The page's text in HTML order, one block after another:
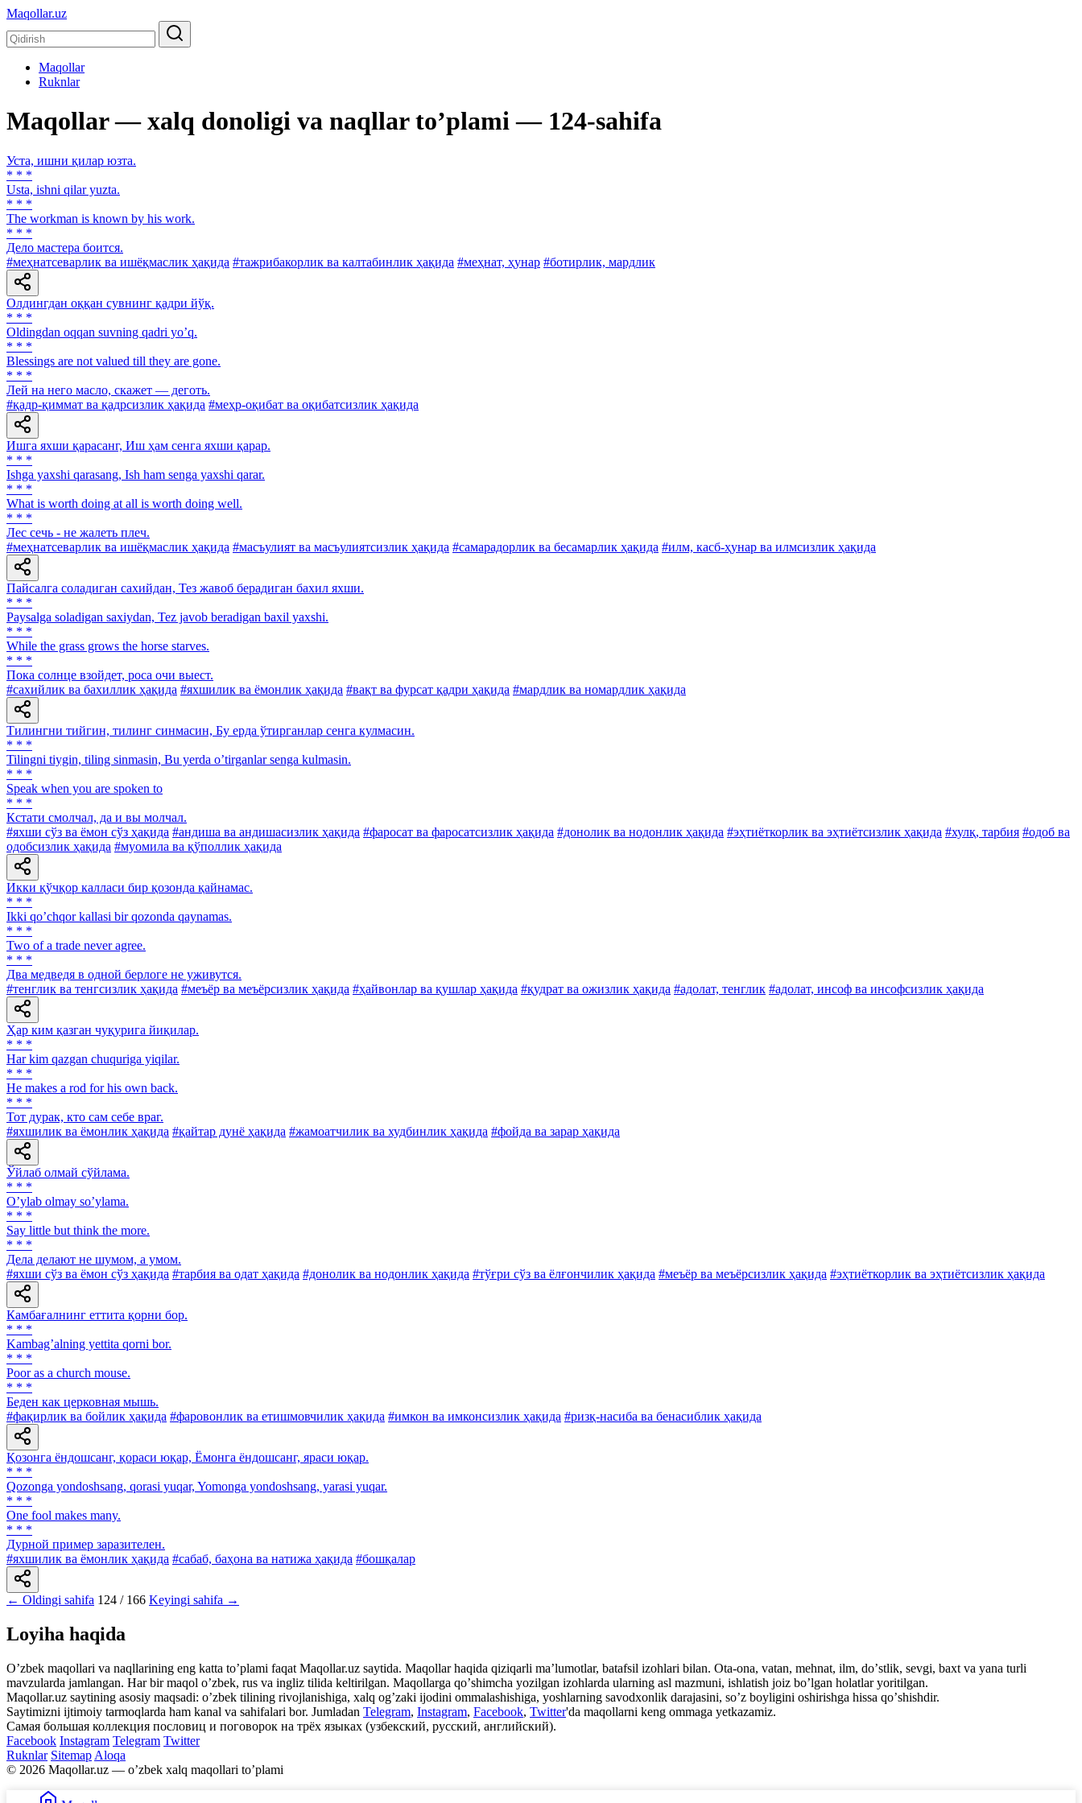
Maqollar.uz
Maqollar
Ruknlar
Maqollar — xalq donoligi va naqllar toʼplami — 124-sahifa
Уста, ишни қилар юзта.
* * *
Usta, ishni qilar yuzta.
* * *
The workman is known by his work.
* * *
Дело мастера боится.
#меҳнатсеварлик ва ишёқмаслик ҳақида #тажрибакорлик ва калтабинлик ҳақида #меҳнат, ҳунар #ботирлик, мардлик
Олдингдан оққан сувнинг қадри йўқ.
* * *
Oldingdan oqqan suvning qadri yoʼq.
* * *
Blessings are not valued till they are gone.
* * *
Лей на него масло, скажет — деготь.
#қадр-қиммат ва қадрсизлик ҳақида #меҳр-оқибат ва оқибатсизлик ҳақида
Ишга яхши қарасанг, Иш ҳам сенга яхши қарар.
* * *
Ishga yaxshi qarasang, Ish ham senga yaxshi qarar.
* * *
What is worth doing at all is worth doing well.
* * *
Лес сечь - не жалеть плеч.
#меҳнатсеварлик ва ишёқмаслик ҳақида #масъулият ва масъулиятсизлик ҳақида #самарадорлик ва бесамарлик ҳақида #илм, касб-ҳунар ва илмсизлик ҳақида
Пайсалга соладиган сахийдан, Тез жавоб берадиган бахил яхши.
* * *
Paysalga soladigan saxiydan, Tez javob beradigan baxil yaxshi.
* * *
While the grass grows the horse starves.
* * *
Пока солнце взойдет, роса очи выест.
#сахийлик ва бахиллик ҳақида #яхшилик ва ёмонлик ҳақида #вақт ва фурсат қадри ҳақида #мардлик ва номардлик ҳақида
Тилингни тийгин, тилинг синмасин, Бу ерда ўтирганлар сенга кулмасин.
* * *
Tilingni tiygin, tiling sinmasin, Bu yerda oʼtirganlar senga kulmasin.
* * *
Speak when you are spoken to
* * *
Кстати смолчал, да и вы молчал.
#яхши сўз ва ёмон сўз ҳақида #андиша ва андишасизлик ҳақида #фаросат ва фаросатсизлик ҳақида #донолик ва нодонлик ҳақида #эҳтиёткорлик ва эҳтиётсизлик ҳақида #хулқ, тарбия #одоб ва
одобсизлик ҳақида #муомила ва қўполлик ҳақида
Икки қўчқор калласи бир қозонда қайнамас.
* * *
Ikki qoʼchqor kallasi bir qozonda qaynamas.
* * *
Two of a trade never agree.
* * *
Два медведя в одной берлоге не уживутся.
#тенглик ва тенгсизлик ҳақида #меъёр ва меъёрсизлик ҳақида #ҳайвонлар ва қушлар ҳақида #қудрат ва ожизлик ҳақида #адолат, тенглик #адолат, инсоф ва инсофсизлик ҳақида
Ҳар ким қазган чуқурига йиқилар.
* * *
Har kim qazgan chuquriga yiqilar.
* * *
He makes a rod for his own back.
* * *
Тот дурак, кто сам себе враг.
#яхшилик ва ёмонлик ҳақида #қайтар дунё ҳақида #жамоатчилик ва худбинлик ҳақида #фойда ва зарар ҳақида
Ўйлаб олмай сўйлама.
* * *
Oʼylab olmay soʼylama.
* * *
Say little but think the more.
* * *
Дела делают не шумом, а умом.
#яхши сўз ва ёмон сўз ҳақида #тарбия ва одат ҳақида #донолик ва нодонлик ҳақида #тўғри сўз ва ёлғончилик ҳақида #меъёр ва меъёрсизлик ҳақида #эҳтиёткорлик ва эҳтиётсизлик ҳақида
Камбағалнинг еттита қорни бор.
* * *
Kambagʼalning yettita qorni bor.
* * *
Poor as a church mouse.
* * *
Беден как церковная мышь.
#фақирлик ва бойлик ҳақида #фаровонлик ва етишмовчилик ҳақида #имкон ва имконсизлик ҳақида #ризқ-насиба ва бенасиблик ҳақида
Қозонга ёндошсанг, қораси юқар, Ёмонга ёндошсанг, яраси юқар.
* * *
Qozonga yondoshsang, qorasi yuqar, Yomonga yondoshsang, yarasi yuqar.
* * *
One fool makes many.
* * *
Дурной пример заразителен.
#яхшилик ва ёмонлик ҳақида #сабаб, баҳона ва натижа ҳақида #бошқалар
← Oldingi sahifa 124 / 166 Keyingi sahifa →
Loyiha haqida
Oʼzbek maqollari va naqllarining eng katta toʼplami faqat Maqollar.uz saytida. Maqollar haqida qiziqarli maʼlumotlar, batafsil izohlari bilan. Ota-ona, vatan, mehnat, ilm, doʼstlik, sevgi, baxt va yana turli
mavzularda jamlangan. Har bir maqol oʼzbek, rus va ingliz tilida keltirilgan. Maqollarga qoʼshimcha yozilgan izohlarda ularning asl mazmuni, ishlatish joiz boʼlgan holatlar yoritilgan.
Maqollar.uz saytining asosiy maqsadi: oʼzbek tilining rivojlanishiga, xalq ogʼzaki ijodini ommalashishiga, yoshlarning savodxonlik darajasini, soʼz boyligini oshirishga hissa qoʼshishdir.
Saytimizni ijtimoiy tarmoqlarda ham kanal va sahifalari bor. Jumladan Telegram, Instagram, Facebook, Twitter'da maqollarni keng ommaga yetkazamiz.
Самая большая коллекция пословиц и поговорок на трёх языках (узбекский, русский, английский).
Facebook Instagram Telegram Twitter
Ruknlar Sitemap Aloqa
© 2026 Maqollar.uz — oʼzbek xalq maqollari toʼplami